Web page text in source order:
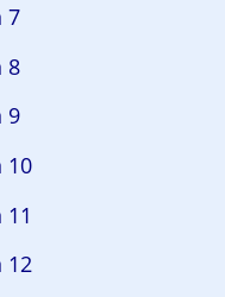
7
8
9
10
12